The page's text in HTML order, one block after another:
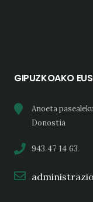
GIPUZKOAKO
Anoeta
Donostia
943 47 14 63